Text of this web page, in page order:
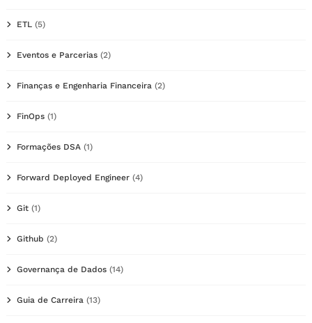
ETL (5)
Eventos e Parcerias (2)
Finanças e Engenharia Financeira (2)
FinOps (1)
Formações DSA (1)
Forward Deployed Engineer (4)
Git (1)
Github (2)
Governança de Dados (14)
Guia de Carreira (13)